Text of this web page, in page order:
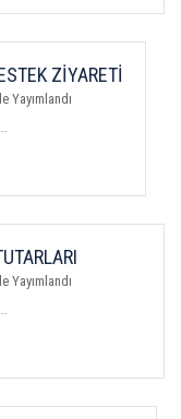
ZİYARETİ
Yayımlandı
Yayımlandı